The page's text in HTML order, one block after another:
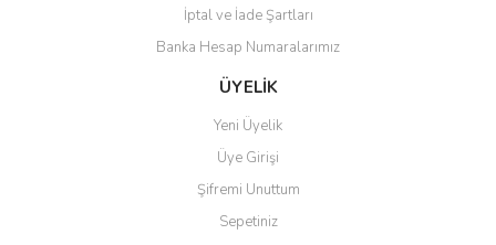
İptal ve İade Şartları
Banka Hesap Numaralarımız
ÜYELİK
Yeni Üyelik
Üye Girişi
Şifremi Unuttum
Sepetiniz